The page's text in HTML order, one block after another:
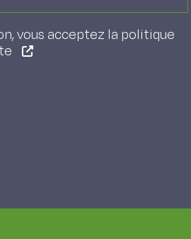
vous acceptez la politique